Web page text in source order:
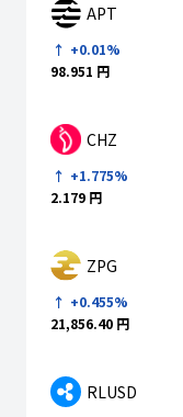
APT
+0.01%
98.951 円
CHZ
+1.775%
2.179 円
ZPG
+0.455%
21,856.40 円
RLUSD